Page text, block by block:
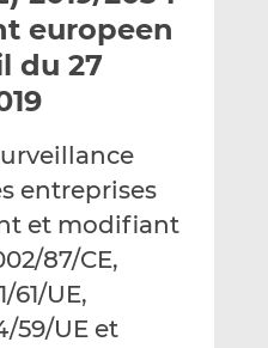
e
e
g
e
r
s
r
F
c
e
b
o
europeen
du 27
entreprises
et modifiant
87/CE,
61/UE,
59/UE et